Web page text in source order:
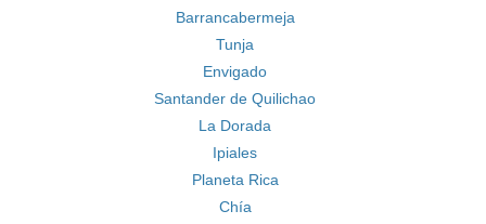
Barrancabermeja
Tunja
Envigado
Santander de Quilichao
La Dorada
Ipiales
Planeta Rica
Chía